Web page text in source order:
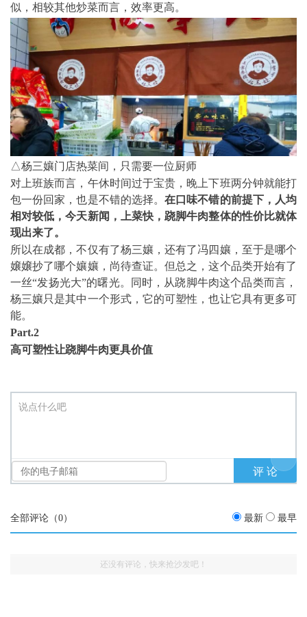
似，相较其他炒菜而言，效率更高。
△杨三孃门店热菜间，只需要一位厨师
对上班族而言，午休时间过于宝贵，晚上下班两分钟就能打
包一份回家，也是不错的选择。在口味不错的前提下，人均
相对较低，今天新闻，上菜快，跷脚牛肉整体的性价比就体
现出来了。
所以在成都，不仅有了杨三孃，还有了冯四孃，至于是哪个
嬢嬢抄了哪个孃孃，尚待查证。但总之，这个品类开始有了
一丝“发扬光大”的曙光。同时，从跷脚牛肉这个品类而言，
杨三孃只是其中一个形式，它的可塑性，也让它具有更多可
能。
Part.2
高可塑性让跷脚牛肉更具价值
说点什么吧
全部评论（0） 最新 最早
还没有评论，快来抢沙发吧！